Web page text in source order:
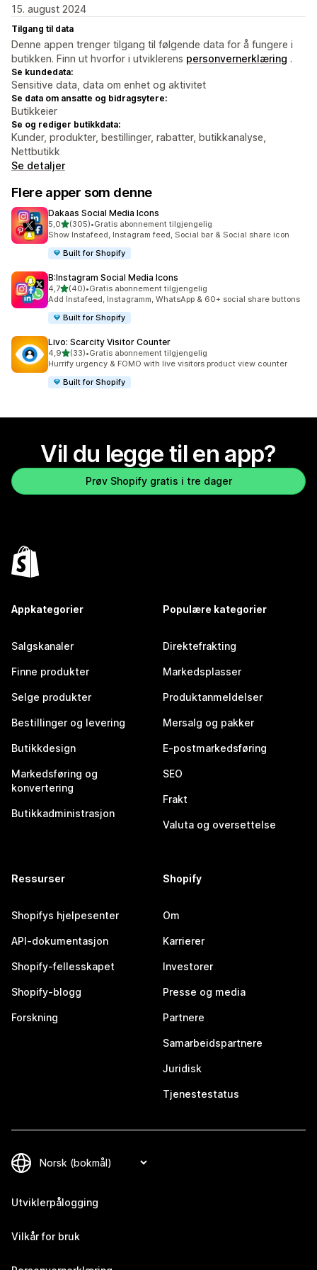
15. august 2024
Tilgang til data
Denne appen trenger tilgang til følgende data for å fungere i
butikken. Finn ut hvorfor i utviklerens personvernerklæring .
Se kundedata:
Sensitive data, data om enhet og aktivitet
Se data om ansatte og bidragsytere:
Butikkeier
Se og rediger butikkdata:
Kunder, produkter, bestillinger, rabatter, butikkanalyse,
Nettbutikk
Se detaljer
Flere apper som denne
Dakaas Social Media Icons
5,0av 5 stjerner
(305)
Totalt 305 omtaler
•Gratis abonnement tilgjengelig
Show Instafeed, Instagram feed, Social bar & Social share icon
Built for Shopify
B:Instagram Social Media Icons
4,7av 5 stjerner
(40)
Totalt 40 omtaler
•Gratis abonnement tilgjengelig
Add Instafeed, Instagramm, WhatsApp & 60+ social share buttons
Built for Shopify
Livo: Scarcity Visitor Counter
4,9av 5 stjerner
(33)
Totalt 33 omtaler
•Gratis abonnement tilgjengelig
Hurrify urgency & FOMO with live visitors product view counter
Built for Shopify
Vil du legge til en app?
Prøv Shopify gratis i tre dager
Appkategorier
Salgskanaler
Finne produkter
Selge produkter
Bestillinger og levering
Butikkdesign
Markedsføring og
konvertering
Butikkadministrasjon
Populære kategorier
Direktefrakting
Markedsplasser
Produktanmeldelser
Mersalg og pakker
E-postmarkedsføring
SEO
Frakt
Valuta og oversettelse
Ressurser
Shopifys hjelpesenter
API-dokumentasjon
Shopify-fellesskapet
Shopify-blogg
Forskning
Shopify
Om
Karrierer
Investorer
Presse og media
Partnere
Samarbeidspartnere
Juridisk
Tjenestestatus
Utviklerpålogging
Vilkår for bruk